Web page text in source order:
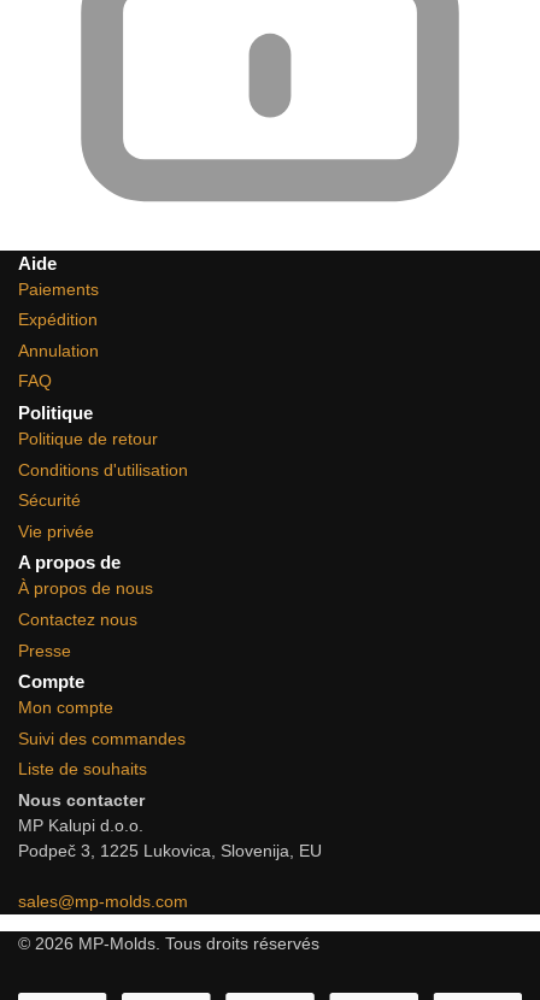
Aide
Paiements
Expédition
Annulation
FAQ
Politique
Politique de retour
Conditions d'utilisation
Sécurité
Vie privée
A propos de
À propos de nous
Contactez nous
Presse
Compte
Mon compte
Suivi des commandes
Liste de souhaits
Nous contacter
MP Kalupi d.o.o.
Podpeč 3, 1225 Lukovica, Slovenija, EU
sales@mp-molds.com
© 2026 MP-Molds. Tous droits réservés